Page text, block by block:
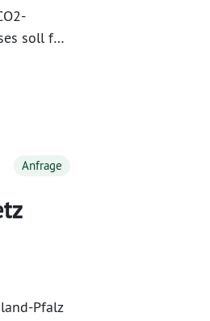
soll für
des
Anfrage
Pfalz